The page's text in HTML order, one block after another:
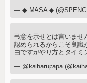
— ◆ MASA ◆
弔意を示せとは言いませ
認められるからこそ良識
由ですがやり方とタイミ
— @kaiharupapa